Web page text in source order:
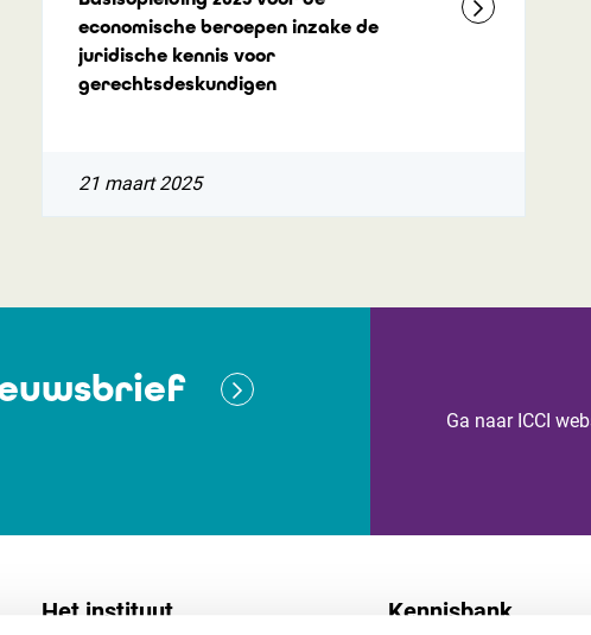
economische beroepen inzake de
juridische kennis voor
gerechtsdeskundigen
21 maart 2025
Ga naar ICCI
Het instituut Kennisbank